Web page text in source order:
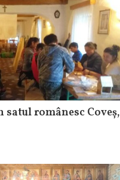
satul românesc Coveș,